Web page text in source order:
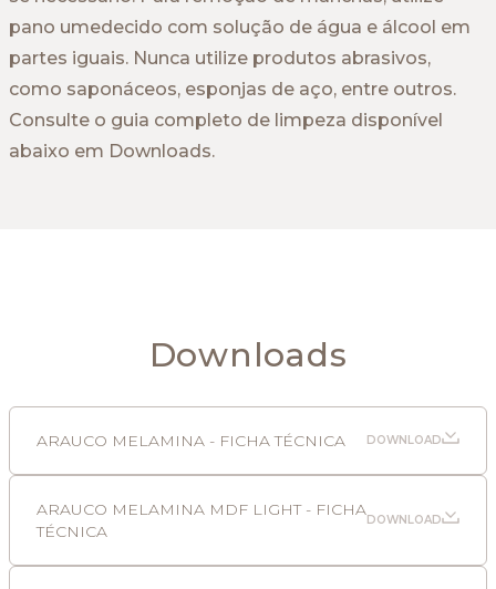
pano umedecido com solução de água e álcool em
partes iguais. Nunca utilize produtos abrasivos,
como saponáceos, esponjas de aço, entre outros.
Consulte o guia completo de limpeza disponível
abaixo em Downloads.
Downloads
ARAUCO MELAMINA - FICHA TÉCNICA DOWNLOAD
ARAUCO MELAMINA MDF LIGHT - FICHA
TÉCNICA
DOWNLOAD